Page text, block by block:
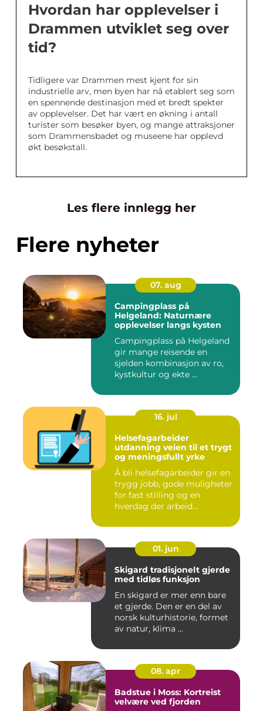
Hvordan har opplevelser i
Drammen utviklet seg over
tid?
Tidligere var Drammen mest kjent for sin
industrielle arv, men byen har nå etablert seg som
en spennende destinasjon med et bredt spekter
av opplevelser. Det har vært en økning i antall
turister som besøker byen, og mange attraksjoner
som Drammensbadet og museene har opplevd
økt besøkstall.
Les flere innlegg her
Flere nyheter
07. aug
Campingplass på
Helgeland: Naturnære
opplevelser langs kysten
Campingplass på Helgeland
gir mange reisende en
sjelden kombinasjon av ro,
kystkultur og ekte ...
16. jul
Helsefagarbeider
utdanning veien til et trygt
og meningsfullt yrke
Å bli helsefagarbeider gir en
trygg jobb, gode muligheter
for fast stilling og en
hverdag der arbeid...
01. jun
Skigard tradisjonelt gjerde
med tidløs funksjon
En skigard er mer enn bare
et gjerde. Den er en del av
norsk kulturhistorie, formet
av natur, klima ...
08. apr
Badstue i Moss: Kortreist
velvære ved fjorden